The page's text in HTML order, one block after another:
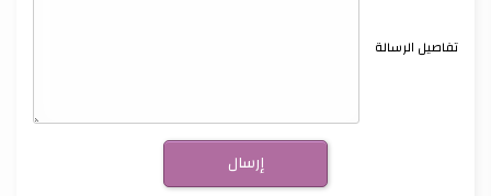
تفاصيل الرسالة